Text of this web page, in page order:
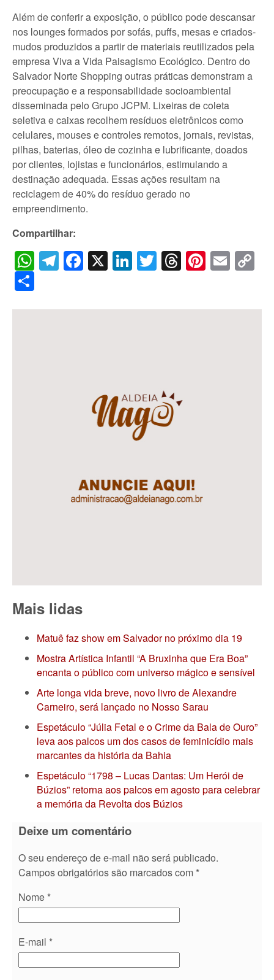
Além de conferir a exposição, o público pode descansar
nos lounges formados por sofás, puffs, mesas e criados-
mudos produzidos a partir de materiais reutilizados pela
empresa Viva a Vida Paisagismo Ecológico. Dentro do
Salvador Norte Shopping outras práticas demonstram a
preocupação e a responsabilidade socioambiental
disseminada pelo Grupo JCPM. Lixeiras de coleta
seletiva e caixas recolhem resíduos eletrônicos como
celulares, mouses e controles remotos, jornais, revistas,
pilhas, baterias, óleo de cozinha e lubrificante, doados
por clientes, lojistas e funcionários, estimulando a
destinação adequada. Essas ações resultam na
reciclagem de 40% do resíduo gerado no
empreendimento.
Compartilhar:
WhatsApp
Telegram
Facebook
X LinkedIn
Twitter
Threads
Mais lidas
Matuê faz show em Salvador no próximo dia 19
Mostra Artística Infantil “A Bruxinha que Era Boa”
encanta o público com universo mágico e sensível
Arte longa vida breve, novo livro de Alexandre
Carneiro, será lançado no Nosso Sarau
Espetáculo “Júlia Fetal e o Crime da Bala de Ouro”
leva aos palcos um dos casos de feminicídio mais
marcantes da história da Bahia
Espetáculo “1798 – Lucas Dantas: Um Herói de
Búzios” retorna aos palcos em agosto para celebrar
a memória da Revolta dos Búzios
Deixe um comentário
O seu endereço de e-mail não será publicado.
Campos obrigatórios são marcados com *
Nome *
E-mail *